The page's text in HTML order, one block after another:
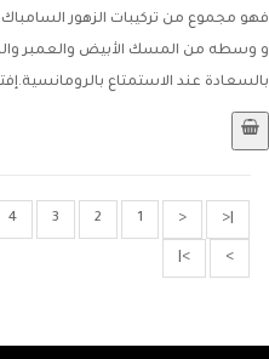
فهو مجموع من تركيبات الزهور السامباك
و وسطه من المسك الأبيض والعمبر
بالسعادة عند الاستمتاع
|<
<
1
2
3
4
>
>|